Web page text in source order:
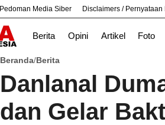
Pedoman Media Siber Disclaimers /
Berita Opini Artikel Foto
# Bekasi Nasional News TNI
Beranda/Berita
Danlanal
dan Gelar